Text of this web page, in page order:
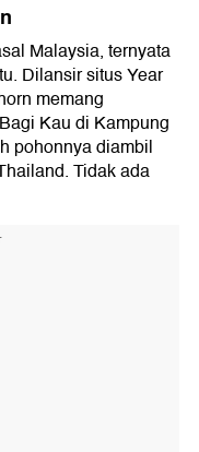
Malaysia, ternyata
Dilansir situs Year
memang
Kau di Kampung
pohonnya diambil
Tidak ada